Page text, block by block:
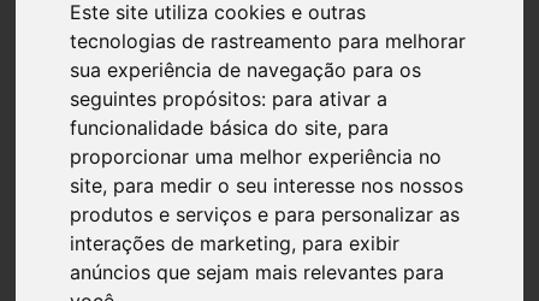
Este site utiliza cookies e outras
tecnologias de rastreamento para melhorar
sua experiência de navegação para os
seguintes propósitos: para ativar a
funcionalidade básica do site, para
proporcionar uma melhor experiência no
site, para medir o seu interesse nos nossos
produtos e serviços e para personalizar as
interações de marketing, para exibir
anúncios que sejam mais relevantes para